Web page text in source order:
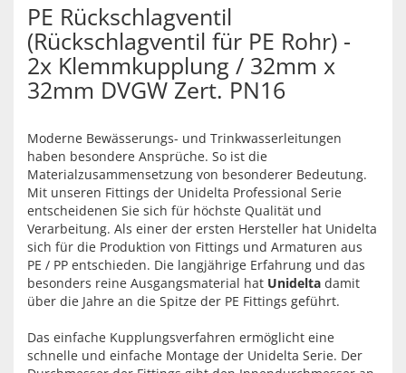
PE Rückschlagventil
(Rückschlagventil für PE Rohr) -
2x Klemmkupplung / 32mm x
32mm DVGW Zert. PN16
Moderne Bewässerungs- und Trinkwasserleitungen
haben besondere Ansprüche. So ist die
Materialzusammensetzung von besonderer Bedeutung.
Mit unseren Fittings der Unidelta Professional Serie
entscheidenen Sie sich für höchste Qualität und
Verarbeitung. Als einer der ersten Hersteller hat Unidelta
sich für die Produktion von Fittings und Armaturen aus
PE / PP entschieden. Die langjährige Erfahrung und das
besonders reine Ausgangsmaterial hat Unidelta damit
über die Jahre an die Spitze der PE Fittings geführt.
Das einfache Kupplungsverfahren ermöglicht eine
schnelle und einfache Montage der Unidelta Serie. Der